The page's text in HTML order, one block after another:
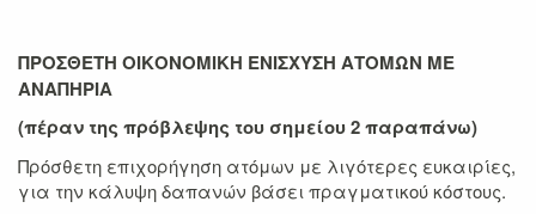
ΠΡΟΣΘΕΤΗ ΟΙΚΟΝΟΜΙΚΗ ΕΝΙΣΧΥΣΗ ΑΤΟΜΩΝ ΜΕ
ΑΝΑΠΗΡΙΑ
(πέραν της πρόβλεψης του σημείου 2 παραπάνω)
Πρόσθετη επιχορήγηση ατόμων με λιγότερες ευκαιρίες,
για την κάλυψη δαπανών βάσει πραγματικού κόστους.